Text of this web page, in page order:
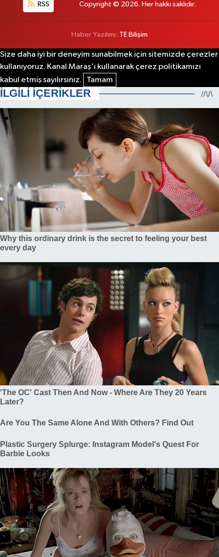
RSS Copyright © 2026. Her hakkı saklıdır.
Haber Yazılımı: TE Bilişim
Size daha iyi bir deneyim sunabilmek için sitemizde çerezler
kullanıyoruz. Kanal Maraş'ı kullanarak çerez politikamızı
kabul etmiş sayılırsınız.
Tamam